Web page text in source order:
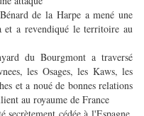
de la Harpe a mené une
a revendiqué le territoire au
du Bourgmont a traversé
les Osages, les Kaws, les
et a noué de bonnes relations
au royaume de France